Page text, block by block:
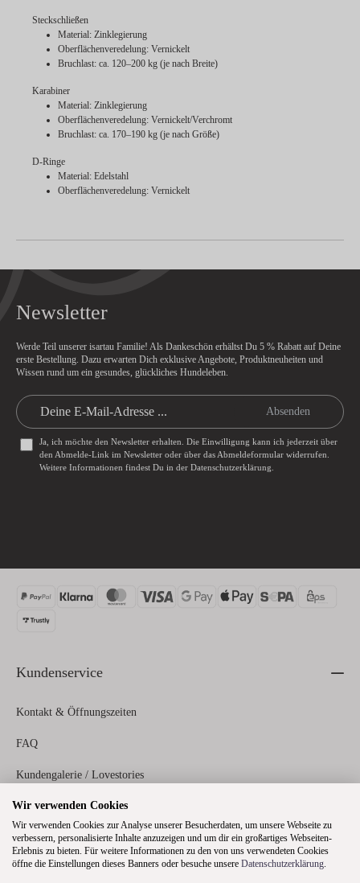
Steckschließen
Material: Zinklegierung
Oberflächenveredelung: Vernickelt
Bruchlast: ca. 120–200 kg (je nach Breite)
Karabiner
Material: Zinklegierung
Oberflächenveredelung: Vernickelt/Verchromt
Bruchlast: ca. 170–190 kg (je nach Größe)
D-Ringe
Material: Edelstahl
Oberflächenveredelung: Vernickelt
Newsletter
Werde Teil unserer isartau Familie! Als Dankeschön erhältst Du 5 % Rabatt auf Deine
erste Bestellung. Dazu erwarten Dich exklusive Angebote, Produktneuheiten und
Wissen rund um ein gesundes, glückliches Hundeleben.
Absenden
Ja, ich möchte den Newsletter erhalten. Die Einwilligung kann ich jederzeit über
den Abmelde-Link im Newsletter oder über das Abmeldeformularwiderrufen.
Weitere Informationen findest Du in der Datenschutzerklärung
Kundenservice
Kontakt & Öffnungszeiten
FAQ
Kundengalerie / Lovestories
Zahlungs- und Versandinformationen
Rechtliches
Wir verwenden Cookies
Wir verwenden Cookies zur Analyse unserer Besucherdaten, um unsere Webseite zu
verbessern, personalisierte Inhalte anzuzeigen und um dir ein großartiges Webseiten-
Erlebnis zu bieten. Für weitere Informationen zu den von uns verwendeten Cookies
öffne die Einstellungen dieses Banners oder besuche unsere Datenschutzerklärung.